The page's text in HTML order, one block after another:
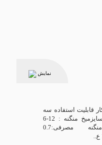
نمایش
قابلیت استفاده سه
مدل میخ منگنه رایج بازارسایزمیخ منگنه : 12-6
میلیمترعرض میخ منگنه مصرفی:0.7